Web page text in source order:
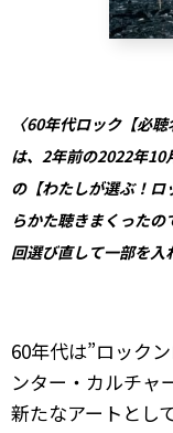
〈60年代ロック【必
は、2年前の2022年10
の【わたしが選ぶ！
らかた聴きまくった
回選び直して一部を入
60年代は”ロック
ンター・カルチャ
新たなアートとし